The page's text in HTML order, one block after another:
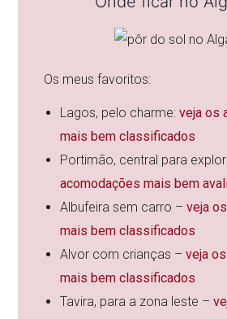
Os meus favoritos:
Lagos, pelo charme:veja os
mais bem classificados
Portimão, central para
acomodações mais bem
Albufeira sem carro –veja
mais bem classificados
Alvor com crianças –veja
mais bem classificados
Tavira, para a zona leste –